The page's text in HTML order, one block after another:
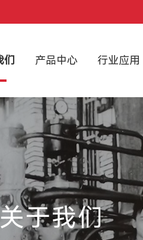
们 产品中心 行业应用
关于我们